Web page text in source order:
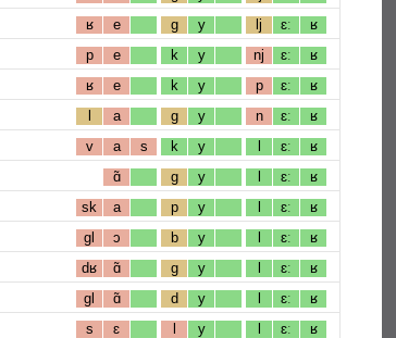
ʁ e g y lj ɛː ʁ
p e k y nj ɛː ʁ
ʁ e k y p ɛː ʁ
l a g y n ɛː ʁ
v a s k y l ɛː ʁ
ɑ̃ g y l ɛː ʁ
sk a p y l ɛː ʁ
gl ɔ b y l ɛː ʁ
dʁ ɑ̃ g y l ɛː ʁ
gl ɑ̃ d y l ɛː ʁ
s ɛ l y l ɛː ʁ